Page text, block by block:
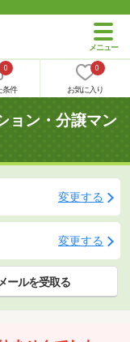
0
条件
0
お気に入り
ョン・分譲マン
変更する
変更する
ールを受取る